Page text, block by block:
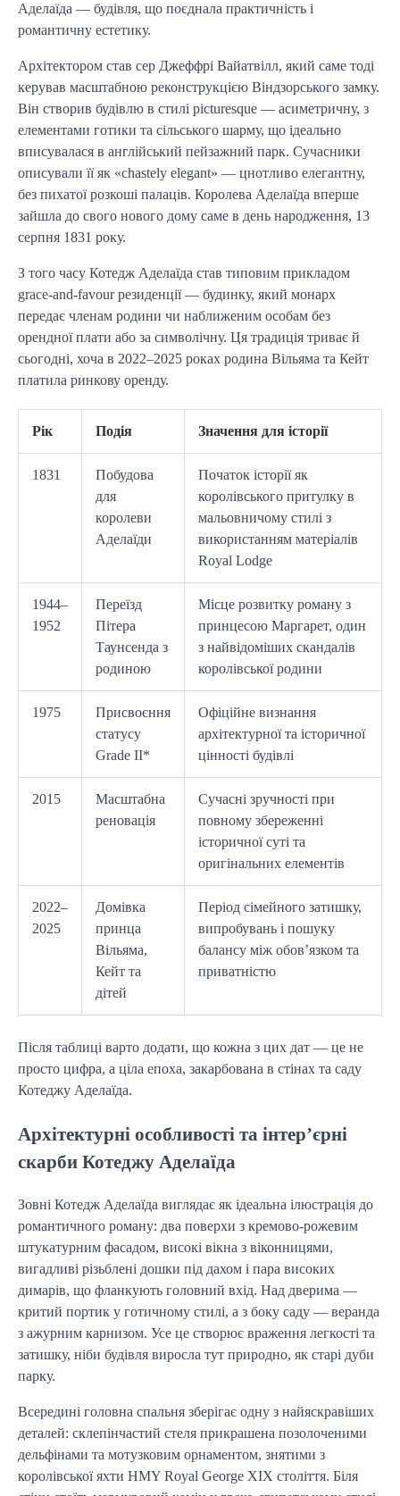
Аделаїда — будівля, що поєднала практичність і
романтичну естетику.
Архітектором став сер Джеффрі Вайатвілл, який саме тоді
керував масштабною реконструкцією Віндзорського замку.
Він створив будівлю в стилі picturesque — асиметричну, з
елементами готики та сільського шарму, що ідеально
вписувалася в англійський пейзажний парк. Сучасники
описували її як «chastely elegant» — цнотливо елегантну,
без пихатої розкоші палаців. Королева Аделаїда вперше
зайшла до свого нового дому саме в день народження, 13
серпня 1831 року.
З того часу Котедж Аделаїда став типовим прикладом
grace-and-favour резиденції — будинку, який монарх
передає членам родини чи наближеним особам без
орендної плати або за символічну. Ця традиція триває й
сьогодні, хоча в 2022–2025 роках родина Вільяма та Кейт
платила ринкову оренду.
Рік Подія Значення для історії
1831
Побудова
для
королеви
Аделаїди
Початок історії як
королівського притулку в
мальовничому стилі з
використанням матеріалів
Royal Lodge
1944–
1952
Переїзд
Пітера
Таунсенда з
родиною
Місце розвитку роману з
принцесою Маргарет, один
з найвідоміших скандалів
королівської родини
1975
Присвоєння
статусу
Grade II*
Офіційне визнання
архітектурної та історичної
цінності будівлі
2015
Масштабна
реновація
Сучасні зручності при
повному збереженні
історичної суті та
оригінальних елементів
2022–
2025
Домівка
принца
Вільяма,
Кейт та
дітей
Період сімейного затишку,
випробувань і пошуку
балансу між обов’язком та
приватністю
Після таблиці варто додати, що кожна з цих дат — це не
просто цифра, а ціла епоха, закарбована в стінах та саду
Котеджу Аделаїда.
Архітектурні особливості та інтер’єрні
скарби Котеджу Аделаїда
Зовні Котедж Аделаїда виглядає як ідеальна ілюстрація до
романтичного роману: два поверхи з кремово-рожевим
штукатурним фасадом, високі вікна з віконницями,
вигадливі різьблені дошки під дахом і пара високих
димарів, що фланкують головний вхід. Над дверима —
критий портик у готичному стилі, а з боку саду — веранда
з ажурним карнизом. Усе це створює враження легкості та
затишку, ніби будівля виросла тут природно, як старі дуби
парку.
Всередині головна спальня зберігає одну з найяскравіших
деталей: склепінчастий стеля прикрашена позолоченими
дельфінами та мотузковим орнаментом, знятими з
королівської яхти HMY Royal George XIX століття. Біля